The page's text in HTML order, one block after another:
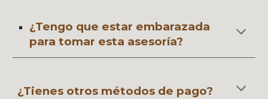
¿Tengo que estar embarazada
para tomar esta asesoría?
¿Tienes otros métodos de pago?